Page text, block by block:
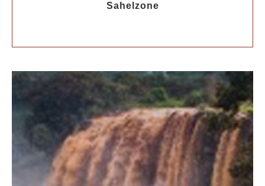
Sahelzone